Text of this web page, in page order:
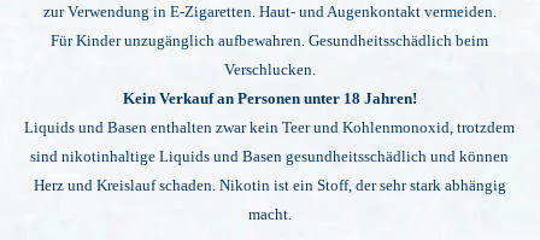
zur Verwendung in E-Zigaretten. Haut- und Augenkontakt vermeiden.
Für Kinder unzugänglich aufbewahren. Gesundheitsschädlich beim
Verschlucken.
Kein Verkauf an Personen unter 18 Jahren!
Liquids und Basen enthalten zwar kein Teer und Kohlenmonoxid, trotzdem
sind nikotinhaltige Liquids und Basen gesundheitsschädlich und können
Herz und Kreislauf schaden. Nikotin ist ein Stoff, der sehr stark abhängig
macht.